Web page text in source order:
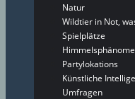
Natur
Wildtier in Not,
Spielplätze
Partylokations
Künstliche
Umfragen